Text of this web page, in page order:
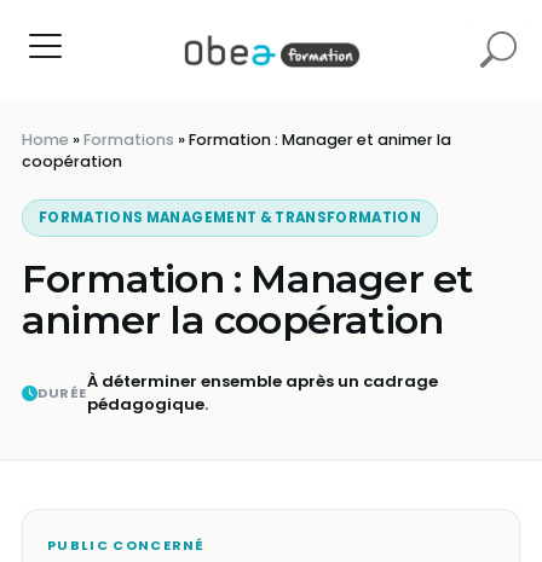
Home »Formations »Formation : Manager et animer la
coopération​
FORMATIONS MANAGEMENT & TRANSFORMATION
Formation : Manager et
animer la coopération​
DURÉEÀ déterminer ensemble après un cadrage
pédagogique.
PUBLIC CONCERNÉ